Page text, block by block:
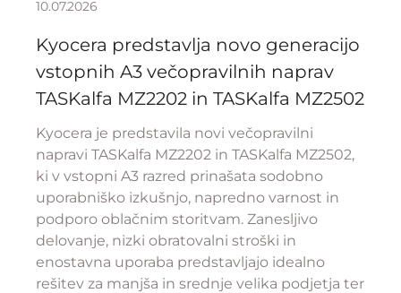
10.07.2026
Kyocera predstavlja novo generacijo
vstopnih A3 večopravilnih naprav
TASKalfa MZ2202 in TASKalfa MZ2502
Kyocera je predstavila novi večopravilni
napravi TASKalfa MZ2202 in TASKalfa MZ2502,
ki v vstopni A3 razred prinašata sodobno
uporabniško izkušnjo, napredno varnost in
podporo oblačnim storitvam. Zanesljivo
delovanje, nizki obratovalni stroški in
enostavna uporaba predstavljajo idealno
rešitev za manjša in srednje velika podjetja ter